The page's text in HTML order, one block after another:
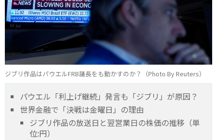
ジブリ作品はパウエルFRB議長をも動かすのか？（Photo By Reuters）
パウエル「利上げ継続」発言も「ジブリ」が原因？
世界金融で「決戦は金曜日」の理由
ジブリ作品の放送日と翌営業日の株価の推移（単
位:円）